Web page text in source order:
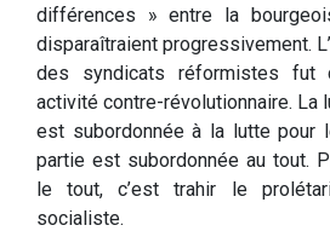
différences » entre la
disparaîtraient progressivement.
des syndicats réformistes fut
activité contre-révolutionnaire. La
est subordonnée à la lutte pour
partie est subordonnée au tout.
le tout, c’est trahir le
socialiste.